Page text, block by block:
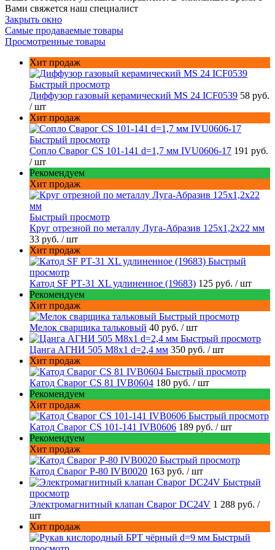
Вами свяжется наш специалист
Закрыть окно
Самые продаваемые товары
Просмотренные товары
Хит продаж
Быстрый просмотр
Диффузор газовый керамический MS 24 ICF0539 58 руб.
/ шт
Хит продаж
Быстрый просмотр
Сопло Сварог CS 101-141 d=1,7 мм IVU0606-17 191 руб.
/ шт
Рекомендуем
Хит продаж
Быстрый просмотр
Круг отрезной по металлу Луга-Абразив 125x1,2x22 мм
33 руб. / шт
Хит продаж
Быстрый
просмотр
Катод SF РТ-31 XL удлиненное (19683) 125 руб. / шт
Рекомендуем
Хит продаж
Быстрый просмотр
Мелок сварщика тальковый 40 руб. / шт
Быстрый просмотр
Цанга АГНИ 505 М8х1 d=2,4 мм 350 руб. / шт
Хит продаж
Быстрый просмотр
Катод Сварог CS 81 IVB0604 180 руб. / шт
Рекомендуем
Хит продаж
Быстрый просмотр
Катод Сварог CS 101-141 IVB0606 189 руб. / шт
Рекомендуем
Хит продаж
Быстрый просмотр
Катод Сварог P-80 IVB0020 163 руб. / шт
Быстрый
просмотр
Электромагнитный клапан Сварог DC24V 1 288 руб. /
шт
Хит продаж
Быстрый